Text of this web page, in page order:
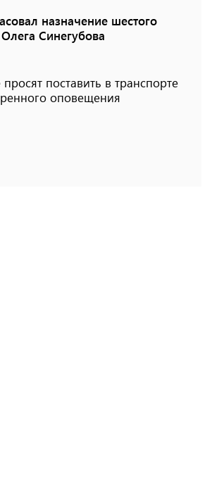
назначение шестого
Синегубова
поставить в транспорте
оповещения